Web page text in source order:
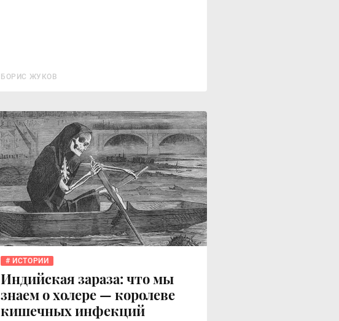
БОРИС ЖУКОВ
ИСТОРИИ
Индийская зараза: что мы
знаем о холере — королеве
кишечных инфекций